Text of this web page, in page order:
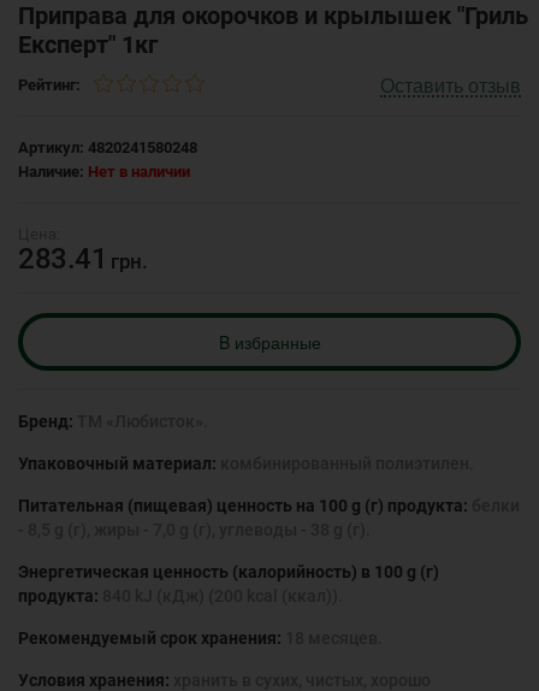
Приправа для окорочков и крылышек "Гриль
Експерт" 1кг
Рейтинг: Оставить отзыв
Артикул: 4820241580248
Наличие: Нет в наличии
283.41 грн.
B избранные
Бренд:
Упаковочный материал:
Питательная (пищевая) ценность на 100 g (г) продукта:
Энергетическая ценность (калорийность) в 100 g (г)
продукта:
Рекомендуемый срок хранения:
Условия хранения: